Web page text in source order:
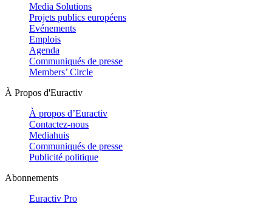
Media Solutions
Projets publics européens
Evénements
Emplois
Agenda
Communiqués de presse
Members’ Circle
À Propos d'Euractiv
À propos d’Euractiv
Contactez-nous
Mediahuis
Communiqués de presse
Publicité politique
Abonnements
Euractiv Pro